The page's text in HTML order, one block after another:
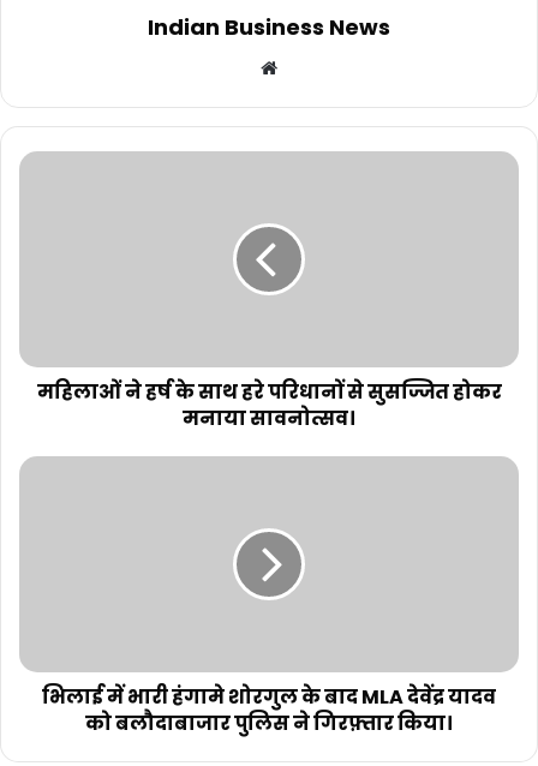
Indian Business News
Website
महिलाओं ने हर्ष के साथ हरे परिधानों से सुसज्जित होकर
मनाया सावनोत्सव।
भिलाई में भारी हंगामे शोरगुल के बाद MLA देवेंद्र यादव
को बलौदाबाजार पुलिस ने गिरफ़्तार किया।